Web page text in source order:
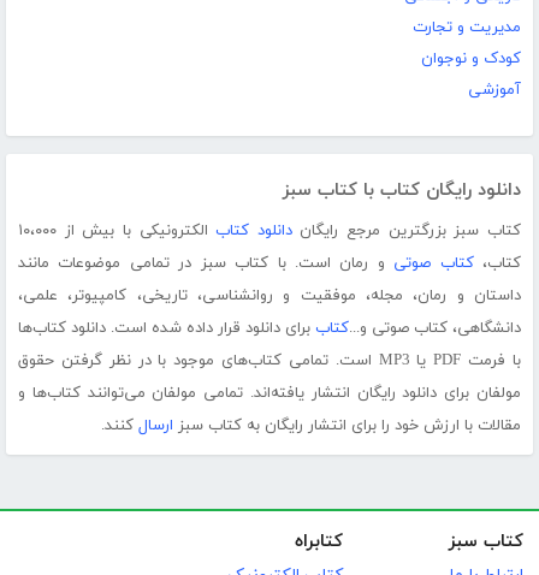
مدیریت و تجارت
کودک و نوجوان
آموزشی
دانلود رایگان کتاب با کتاب سبز
کتاب سبز بزرگترین مرجع رایگاندانلود کتاب
الکترونیکی با بیش از ۱۰،۰۰۰
کتاب،کتاب صوتی و رمان است. با کتاب سبز در تمامی موضوعات مانند
داستان و رمان، مجله، موفقیت و روانشناسی، تاریخی، کامپیوتر، علمی،
دانشگاهی، کتاب صوتی و...کتاب برای دانلود قرار داده شده است. دانلود کتاب‌ها
با فرمت PDF یا MP3 است. تمامی کتاب‌های موجود با در نظر گرفتن حقوق
مولفان برای دانلود رایگان انتشار یافته‌اند. تمامی مولفان می‌توانند کتاب‌ها و
مقالات با ارزش خود را برای انتشار رایگان به کتاب سبز ارسال کنند.
کتاب سبز کتابراه